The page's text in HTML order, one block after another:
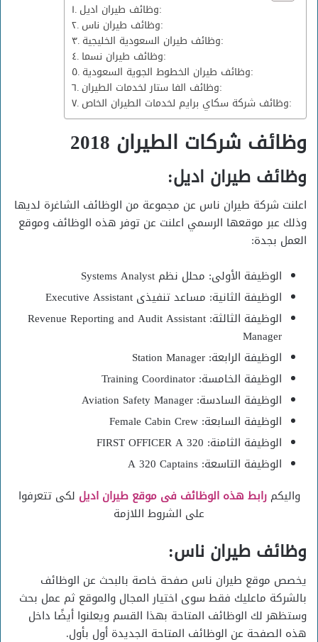
وظائف طيران اديل:
وظائف طيران ناس:
وظائف طيران السعودية الخليجية:
وظائف طيران نسما:
وظائف طيران الخطوط الجوية السعودية:
وظائف الفا ستار لخدمات الطيران:
وظائف شركة سكاي برايم لخدمات الطيران الخاص:
وظائف شركات الطيران 2018
وظائف طيران اديل:
اعلنت شركة طيران ناس عن مجموعة من الوظائف الشاغرة لديها
وذلك عبر موقعها الرسمي اعلنت عن توفر هذه الوظائف وموقع
العمل بجدة:
الوظيفة الأولى: محلل نظم Systems Analyst
الوظيفة الثانية: مساعد تنفيذى Executive Assistant
الوظيفة الثالثة: Revenue Reporting and Audit Assistant
Manager
الوظيفة الرابعة: Station Manager
الوظيفة الخامسة: Training Coordinator
الوظيفة السادسة: Aviation Safety Manager
الوظيفة السابعة: Female Cabin Crew
الوظيفة الثامنة: FIRST OFFICER A 320
الوظيفة التاسعة: A 320 Captains
واليكمرابط هذه الوظائف فى موقع طيران اديل لكى تتعرفوا
على الشروط اللازمة
وظائف طيران ناس:
يخصص موقع طيران ناس صفحة خاصة بالبحث عن الوظائف
بالشركة ماعليك فقط سوى اختيار المجال والموقع ثم عمل بحث
وستظهر لك الوظائف المتاحة بهذا القسم ويعلنوا أيضًا داخل
هذه الصفحة عن الوظائف المتاحة الجديدة أول بأول.